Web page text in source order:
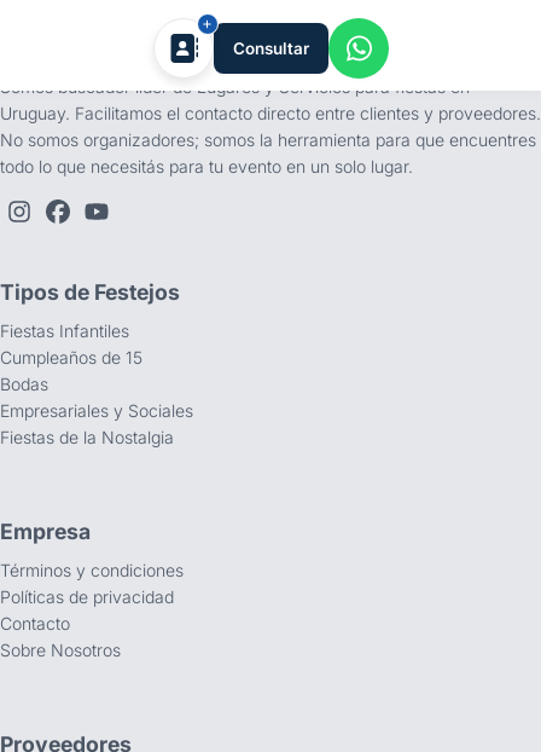
Consultar
tufiesta.com.uy
Somos buscador líder de Lugares y Servicios para fiestas en
Uruguay. Facilitamos el contacto directo entre clientes y proveedores.
No somos organizadores; somos la herramienta para que encuentres
todo lo que necesitás para tu evento en un solo lugar.
Tipos de Festejos
Fiestas Infantiles
Cumpleaños de 15
Bodas
Empresariales y Sociales
Fiestas de la Nostalgia
Empresa
Términos y condiciones
Políticas de privacidad
Contacto
Sobre Nosotros
Proveedores